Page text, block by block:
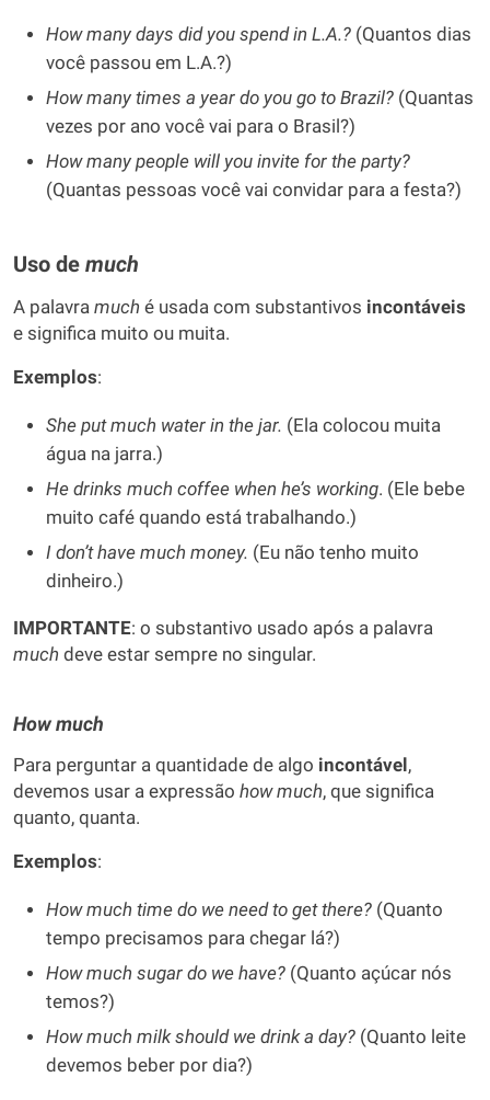
How many days did you spend in L.A.? (Quantos dias
você passou em L.A.?)
How many times a year do you go to Brazil? (Quantas
vezes por ano você vai para o Brasil?)
How many people will you invite for the party?
(Quantas pessoas você vai convidar para a festa?)
Uso de much
A palavra much é usada com substantivos incontáveis
e significa muito ou muita.
Exemplos:
She put much water in the jar. (Ela colocou muita
água na jarra.)
He drinks much coffee when he’s working. (Ele bebe
muito café quando está trabalhando.)
I don’t have much money. (Eu não tenho muito
dinheiro.)
IMPORTANTE: o substantivo usado após a palavra
much deve estar sempre no singular.
How much
Para perguntar a quantidade de algo incontável,
devemos usar a expressão how much, que significa
quanto, quanta.
Exemplos:
How much time do we need to get there? (Quanto
tempo precisamos para chegar lá?)
How much sugar do we have? (Quanto açúcar nós
temos?)
How much milk should we drink a day? (Quanto leite
devemos beber por dia?)